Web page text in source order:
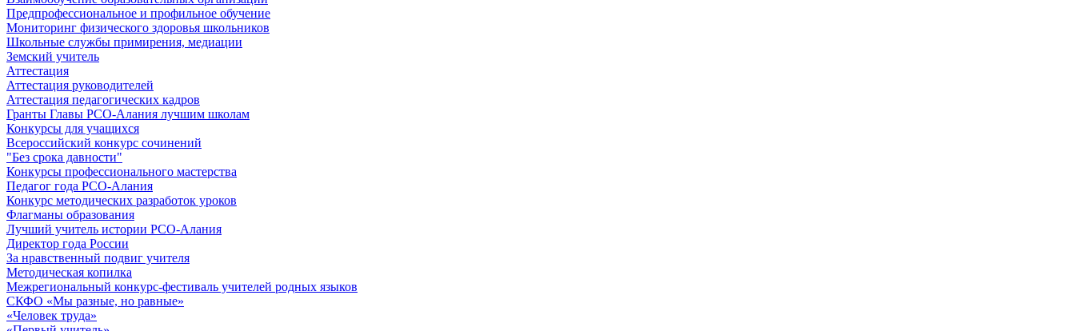
Предпрофессиональное и профильное обучение
Мониторинг физического здоровья школьников
Школьные службы примирения, медиации
Земский учитель
Аттестация
Аттестация руководителей
Аттестация педагогических кадров
Гранты Главы РСО-Алания лучшим школам
Конкурсы для учащихся
Всероссийский конкурс сочинений
"Без срока давности"
Конкурсы профессионального мастерства
Педагог года РСО-Алания
Конкурс методических разработок уроков
Флагманы образования
Лучший учитель истории РСО-Алания
Директор года России
За нравственный подвиг учителя
Методическая копилка
Межрегиональный конкурс-фестиваль учителей родных языков
СКФО «Мы разные, но равные»
«Человек труда»